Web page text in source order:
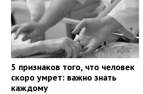
5 признаков того, что человек
скоро умрет: важно знать
каждому